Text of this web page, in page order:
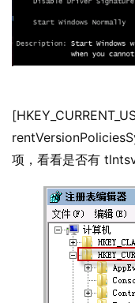
项，看看是否有